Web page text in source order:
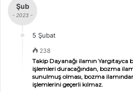
Şub
- 2023 -
5 Şubat
238
Takip Dayanağı ilamın
işlemleri duracağından, bozma
sunulmuş olması, bozma
işlemlerini geçerli kılmaz.